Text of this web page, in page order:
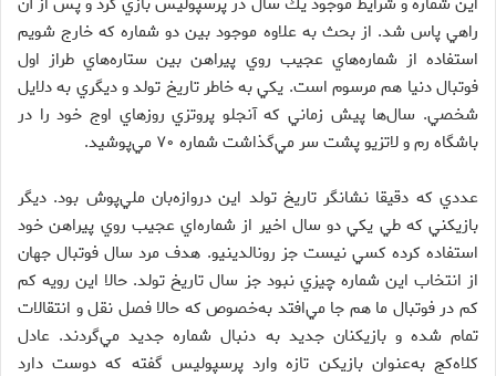
راهي پاس شد. از بحث به علاوه موجود بين دو شماره كه خارج شويم
استفاده از شماره‌هاي عجيب روي پيراهن بين ستاره‌هاي طراز اول
فوتبال دنيا هم مرسوم است. يكي به خاطر تاريخ تولد و ديگري به دلايل
شخصي. سال‌ها پيش زماني كه آنجلو پروتزي روزهاي اوج خود را در
باشگاه رم و لاتزيو پشت سر مي‌گذاشت شماره ۷۰ مي‌پوشيد.
عددي كه دقيقا نشانگر تاريخ تولد اين دروازه‌بان ملي‌پوش بود. ديگر
بازيكني كه طي يكي دو سال اخير از شماره‌اي عجيب روي پيراهن خود
استفاده كرده كسي نيست جز رونالدينيو. هدف مرد سال فوتبال جهان
از انتخاب اين شماره چيزي نبود جز سال تاريخ تولد. حالا اين رويه كم
كم در فوتبال ما هم جا مي‌افتد به‌خصوص كه حالا فصل نقل و انتقالات
تمام شده و بازيكنان جديد به دنبال شماره جديد مي‌گردند. عادل
كلاه‌كج به‌عنوان بازيكن تازه وارد پرسپوليس گفته كه دوست دارد